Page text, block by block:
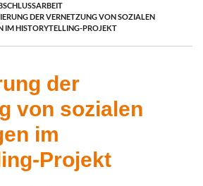
DER VERNETZUNG VON SOZIALEN
IM HISTORYTELLING-PROJEKT
der
von sozialen
im
Projekt